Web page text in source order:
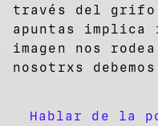
través del
apuntas implica
imagen nos
nosotrxs
Hablar de la